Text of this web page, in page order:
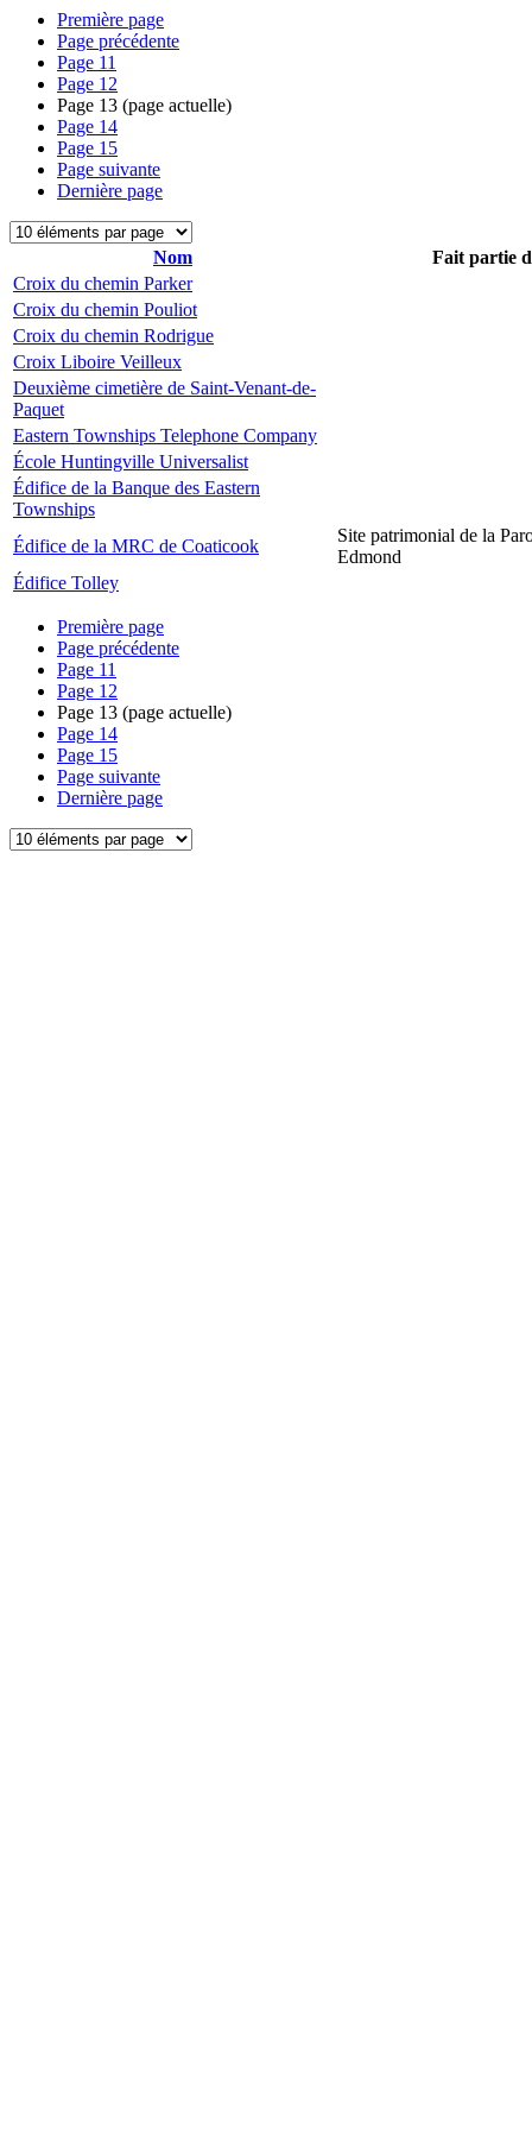
Première page
Page précédente
Page 11
Page 12
Page 13 (page actuelle)
Page 14
Page 15
Page suivante
Dernière page
Nom
Fait partie
Croix du chemin Parker
Croix du chemin Pouliot
Croix du chemin Rodrigue
Croix Liboire Veilleux
Deuxième cimetière de Saint-Venant-de-
Paquet
Eastern Townships Telephone Company
École Huntingville Universalist
Édifice de la Banque des Eastern
Townships
Édifice de la MRC de Coaticook
Site patrimonial de la
Edmond
Édifice Tolley
Première page
Page précédente
Page 11
Page 12
Page 13 (page actuelle)
Page 14
Page 15
Page suivante
Dernière page